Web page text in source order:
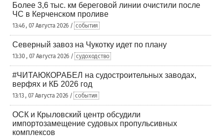
Более 3,6 тыс. км береговой линии очистили после
ЧС в Керченском проливе
13:46 , 07 Августа 2026 / события
Северный завоз на Чукотку идет по плану
13:30 , 07 Августа 2026 / судоходство
#ЧИТАЮКОРАБЕЛ на судостроительных заводах,
верфях и КБ 2026 год
13:13 , 07 Августа 2026 / события
ОСК и Крыловский центр обсудили
импортозамещение судовых пропульсивных
комплексов